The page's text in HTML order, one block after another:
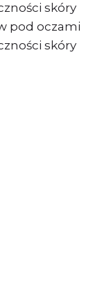
skóry
pod oczami
skóry